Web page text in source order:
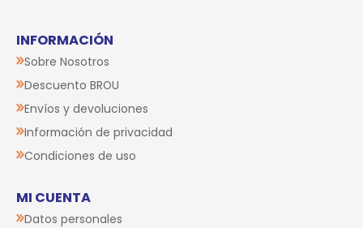
INFORMACIÓN
Sobre Nosotros
Descuento BROU
Envíos y devoluciones
Información de privacidad
Condiciones de uso
MI CUENTA
Datos personales